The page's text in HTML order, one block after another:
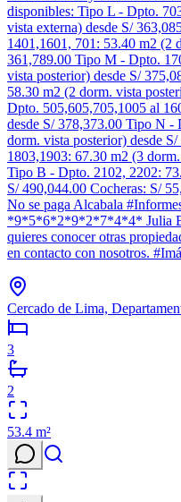
disponibles: Tipo L - Dpto.
vista externa) desde S/
1401,1601, 701: 53.40 m2 (2
361,789.00 Tipo M - Dpto.
vista posterior) desde S/
58.30 m2 (2 dorm. vista
Dpto. 505,605,705,1005 al
desde S/ 378,373.00 Tipo N -
dorm. vista posterior) desde
1803,1903: 67.30 m2 (3
Tipo B - Dpto. 2102, 2202:
S/ 490,044.00 Cocheras: S/
No se paga Alcabala
*9*5*6*2*9*2*7*4*4* Julia
quieres conocer otras
en contacto con nosotros.
Cercado de Lima,
3
2
53.4 m²